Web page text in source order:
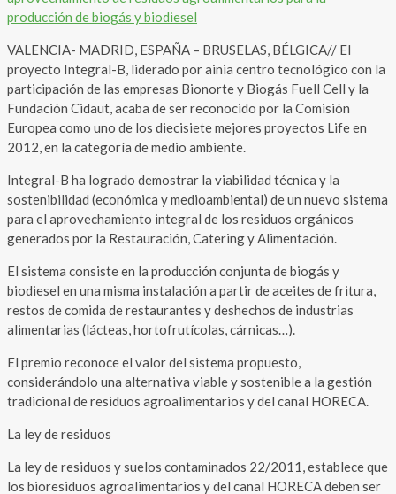
VALENCIA- MADRID, ESPAÑA – BRUSELAS, BÉLGICA// El
proyecto Integral-B, liderado por ainia centro tecnológico con la
participación de las empresas Bionorte y Biogás Fuell Cell y la
Fundación Cidaut, acaba de ser reconocido por la Comisión
Europea como uno de los diecisiete mejores proyectos Life en
2012, en la categoría de medio ambiente.
Integral-B ha logrado demostrar la viabilidad técnica y la
sostenibilidad (económica y medioambiental) de un nuevo sistema
para el aprovechamiento integral de los residuos orgánicos
generados por la Restauración, Catering y Alimentación.
El sistema consiste en la producción conjunta de biogás y
biodiesel en una misma instalación a partir de aceites de fritura,
restos de comida de restaurantes y deshechos de industrias
alimentarias (lácteas, hortofrutícolas, cárnicas…).
El premio reconoce el valor del sistema propuesto,
considerándolo una alternativa viable y sostenible a la gestión
tradicional de residuos agroalimentarios y del canal HORECA.
La ley de residuos
La ley de residuos y suelos contaminados 22/2011, establece que
los bioresiduos agroalimentarios y del canal HORECA deben ser